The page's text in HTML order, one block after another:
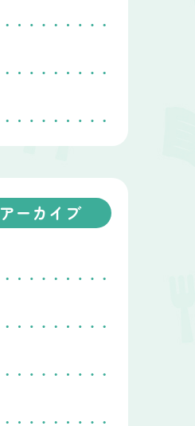
アーカイブ